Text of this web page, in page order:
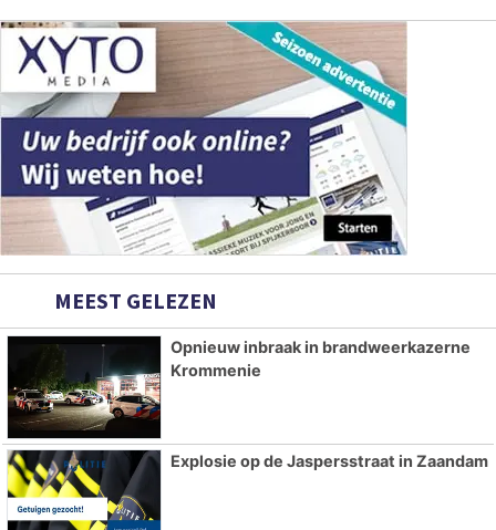
MEEST GELEZEN
Opnieuw inbraak in brandweerkazerne
Krommenie
Explosie op de Jaspersstraat in Zaandam